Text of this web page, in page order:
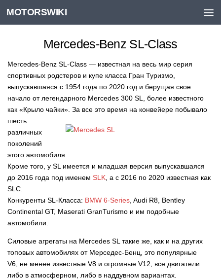
Skip to content
MOTORSWIKI
Mercedes-Benz SL-Class
Mercedes-Benz SL-Class — известная на весь мир серия
спортивных родстеров и купе класса Гран Туризмо,
выпускавшаяся с 1954 года по 2020 год и берущая свое
начало от легендарного Mercedes 300 SL, более известного
как «Крыло чайки». За все это время на конвейере побывало
шесть
различных
поколений
этого автомобиля.
Кроме того, у SL имеется и младшая версия выпускавшаяся
до 2016 года под именем SLK , а с 2016 по 2020 известная как
SLC.
Конкуренты SL-Класса: BMW 6-Series , Audi R8, Bentley
Continental GT, Maserati GranTurismo и им подобные
автомобили.
Силовые агрегаты на Mercedes SL такие же, как и на других
топовых автомобилях от Мерседес-Бенц, это популярные
V6, не менее известные V8 и огромные V12, все двигатели
либо в атмосферном, либо в наддувном вариантах.